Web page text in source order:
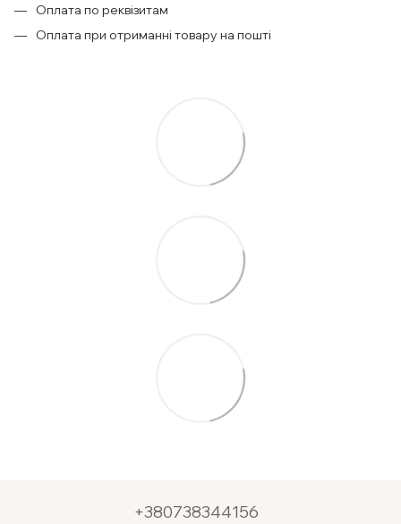
Оплата по реквізитам
Оплата при отриманні товару на пошті
+380738344156